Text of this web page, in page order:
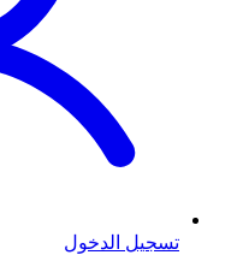
تسجيل الدخول